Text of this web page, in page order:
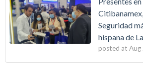
Seguridad
hispana de
posted at Aug